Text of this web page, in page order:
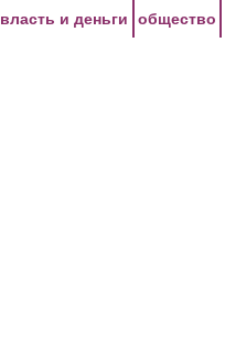
власть и деньги общество